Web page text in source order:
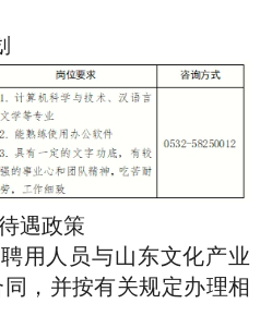
遇政策
用人员与山东文化产业
，并按有关规定办理相